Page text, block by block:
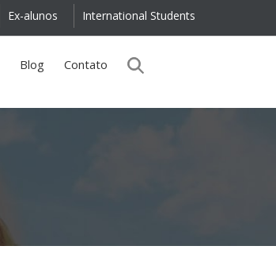
International Students
Ex-alunos
Blog Contato